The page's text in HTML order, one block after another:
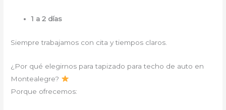
1 a 2 días
Siempre trabajamos con cita y tiempos claros.
¿Por qué elegirnos para tapizado para techo de auto en
Montealegre?
Porque ofrecemos: